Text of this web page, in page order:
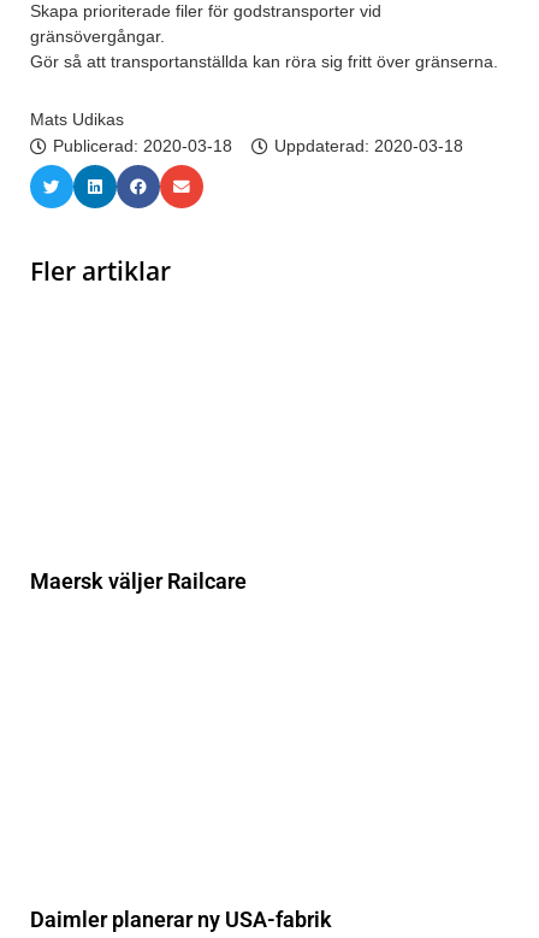
Skapa prioriterade filer för godstransporter vid
gränsövergångar.
Gör så att transportanställda kan röra sig fritt över gränserna.
Mats Udikas
Publicerad: 2020-03-18 Uppdaterad: 2020-03-18
Fler artiklar
Maersk väljer Railcare
Daimler planerar ny USA-fabrik